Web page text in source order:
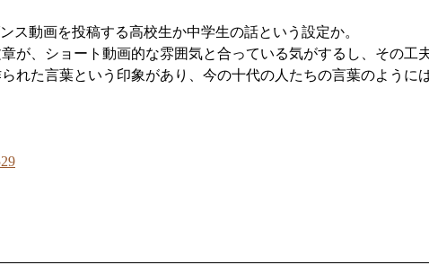
ス動画を投稿する高校生か中学生の話という設定か。
が、ショート動画的な雰囲気と合っている気がするし、その工
れた言葉という印象があり、今の十代の人たちの言葉のよう